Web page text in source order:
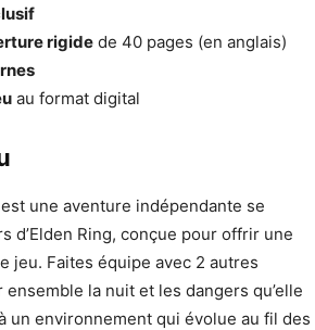
rigide de 40 pages (en anglais)
au format digital
est une aventure indépendante se
d’Elden Ring, conçue pour offrir une
jeu. Faites équipe avec 2 autres
ensemble la nuit et les dangers qu’elle
un environnement qui évolue au fil des